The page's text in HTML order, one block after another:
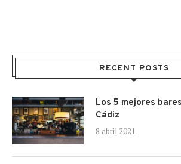
RECENT POSTS
Los 5 mejores
Cádiz
8 abril 2021